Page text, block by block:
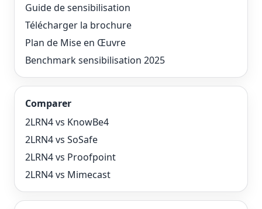
Guide de sensibilisation
Télécharger la brochure
Plan de Mise en Œuvre
Benchmark sensibilisation 2025
Comparer
2LRN4 vs KnowBe4
2LRN4 vs SoSafe
2LRN4 vs Proofpoint
2LRN4 vs Mimecast